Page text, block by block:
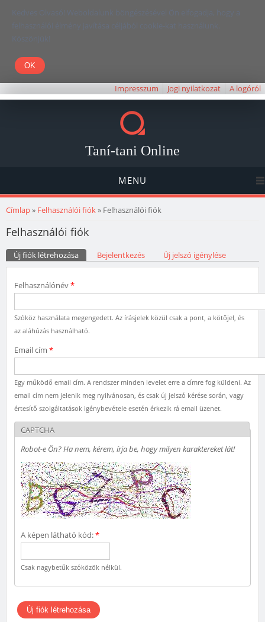
Kedves Olvasó! Weboldalunk böngészésével Ön elfogadja, hogy a
felhasználói élmény javítása céljából cookie-kat használunk.
Köszönjük!
Impresszum Jogi nyilatkozat A logóról
Taní-tani Online
MENU
Jelenlegi hely
Címlap» Felhasználói fiók» Felhasználói fiók
Felhasználói fiók
Elsődleges fülek
Új fiók létrehozása (aktív fül)Bejelentkezés Új jelszó igénylése
Felhasználónév*
Szóköz használata megengedett. Az írásjelek közül csak a pont, a kötőjel, és
az aláhúzás használható.
Email cím *
Egy működő email cím. A rendszer minden levelet erre a címre fog küldeni. Az
email cím nem jelenik meg nyilvánosan, és csak új jelszó kérése során, vagy
értesítő szolgáltatások igénybevétele esetén érkezik rá email üzenet.
CAPTCHA
Robot-e Ön? Ha nem, kérem, írja be, hogy milyen karaktereket lát!
A képen látható kód:*
Csak nagybetűk szóközök nélkül.